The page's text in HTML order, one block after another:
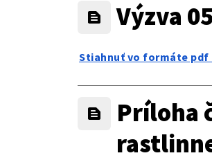
Výzva
Stiahnuť vo formáte pdf
Príloha